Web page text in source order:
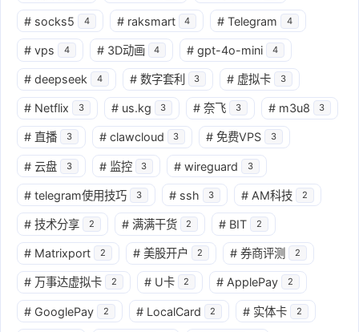
# socks5 4 # raksmart 4 # Telegram 4
# vps 4 # 3D动画 4 # gpt-4o-mini 4
# deepseek 4 # 数字套利 3 # 虚拟卡 3
# Netflix 3 # us.kg 3 # 奈飞 3 # m3u8 3
# 直播 3 # clawcloud 3 # 免费VPS 3
# 云盘 3 # 监控 3 # wireguard 3
# telegram使用技巧 3 # ssh 3 # AM科技 2
# 技术分享 2 # 满满干货 2 # BIT 2
# Matrixport 2 # 美股开户 2 # 券商评测 2
# 万事达虚拟卡 2 # U卡 2 # ApplePay 2
# GooglePay 2 # LocalCard 2 # 实体卡 2